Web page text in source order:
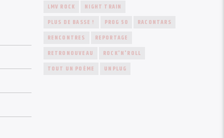
LMV ROCK
NIGHT TRAIN
PLUS DE BASSE !
PROG 50
RACONTARS
RENCONTRES
REPORTAGE
RETRONOUVEAU
ROCK'N'ROLL
TOUT UN POÈME
UNPLUG